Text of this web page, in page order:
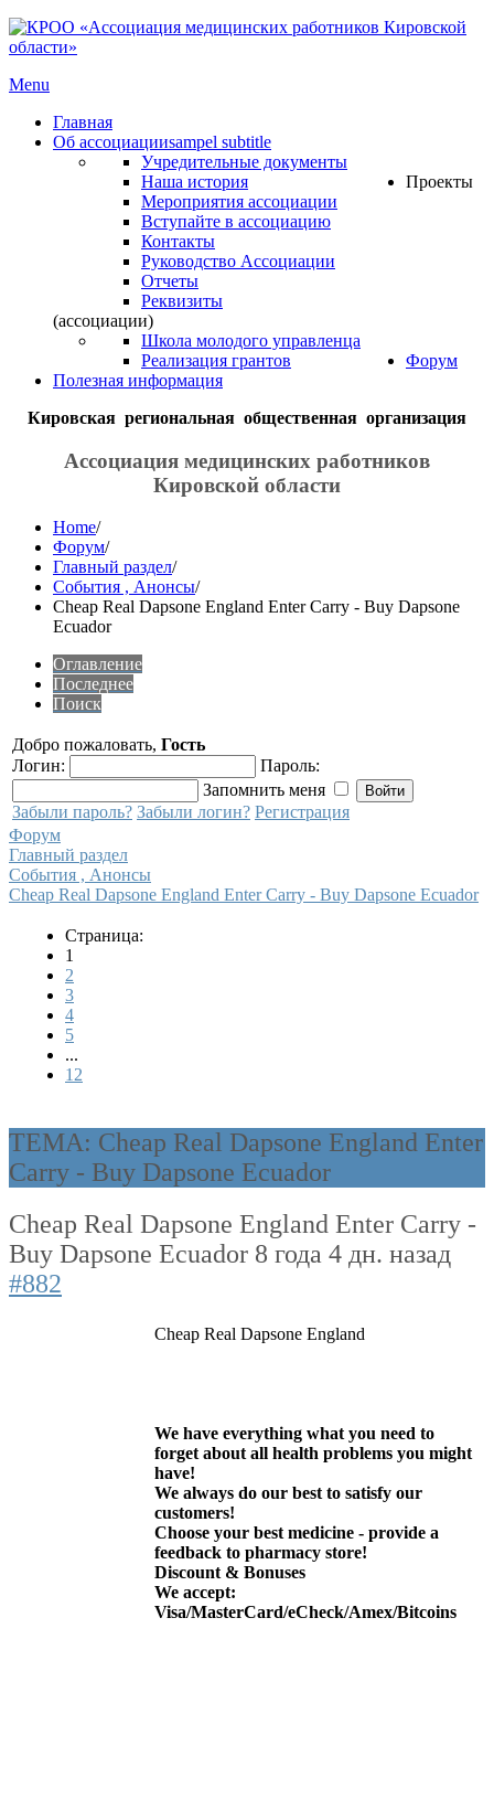
Menu
Главная
Об ассоциацииsampel subtitle
Учредительные документы
Наша история
Мероприятия ассоциации
Вступайте в ассоциацию
Контакты
Руководство Ассоциации
Отчеты
Реквизиты
Проекты
(ассоциации)
Школа молодого управленца
Реализация грантов
Форум
Полезная информация
Кировская региональная общественная организация
Ассоциация медицинских работников
Кировской области
Home/
Форум/
Главный раздел/
События , Анонсы/
Cheap Real Dapsone England Enter Carry - Buy Dapsone
Ecuador
Оглавление
Последнее
Поиск
Добро пожаловать, Гость
Логин:
Пароль:
Запомнить меня
Забыли пароль? Забыли логин? Регистрация
Форум
Главный раздел
События , Анонсы
Cheap Real Dapsone England Enter Carry - Buy Dapsone Ecuador
Страница:
1
2
3
4
5
...
12
ТЕМА: Cheap Real Dapsone England Enter
Carry - Buy Dapsone Ecuador
Cheap Real Dapsone England Enter Carry -
Buy Dapsone Ecuador 8 года 4 дн. назад
#882
Cheap Real Dapsone England
We have everything what you need to
forget about all health problems you might
have!
We always do our best to satisfy our
customers!
Choose your best medicine - provide a
feedback to pharmacy store!
Discount & Bonuses
We accept:
Visa/MasterCard/eCheck/Amex/Bitcoins